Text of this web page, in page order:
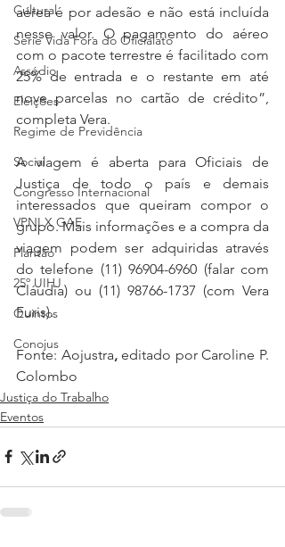
Cultural
Serie Vida Fora do Oficialato
Assédio
Eleições
Regime de Previdência
Social
Congresso Internacional
VPNI X GAE
Plantão
25º UIHJ
Quintos
Conojus
aérea é por adesão e não está incluída
nesse valor. O pagamento do aéreo
com o pacote terrestre é facilitado com
25% de entrada e o restante em até
nove parcelas no cartão de crédito”,
completa Vera.
A viagem é aberta para Oficiais de
Justiça de todo o país e demais
interessados que queiram compor o
grupo. Mais informações e a compra da
viagem podem ser adquiridas através
do telefone (11) 96904-6960 (falar com
Cláudia) ou (11) 98766-1737 (com Vera
Furis).
Fonte: Aojustra, editado por Caroline P.
Colombo
Justiça do Trabalho
Eventos